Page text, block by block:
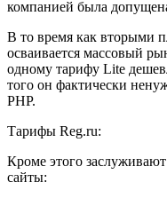
компанией была
В то время как вторыми
осваивается массовый
одному тарифу Lite
того он фактически
PHP.
Тарифы Reg.ru:
Кроме этого
сайты: